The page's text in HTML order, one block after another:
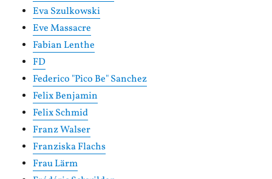
Eva Szulkowski
Eve Massacre
Fabian Lenthe
FD
Federico "Pico Be" Sanchez
Felix Benjamin
Felix Schmid
Franz Walser
Franziska Flachs
Frau Lärm